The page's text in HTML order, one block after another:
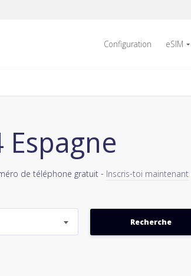
Configuration eSIM
de téléphone gratuit - Inscris-toi maintenant